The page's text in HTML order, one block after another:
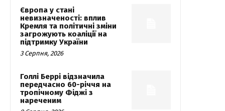
Європа у стані
невизначеності: вплив
Кремля та політичні зміни
загрожують коаліції на
підтримку України
3 Серпня, 2026
Голлі Беррі відзначила
передчасно 60-річчя на
тропічному Фіджі з
нареченим